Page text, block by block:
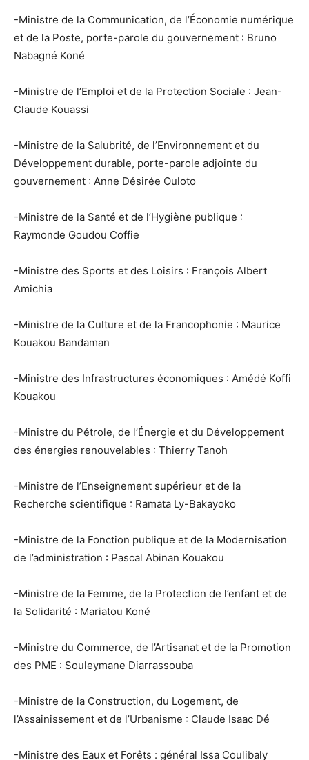
-Ministre de la Communication, de l’Économie numérique
et de la Poste, porte-parole du gouvernement : Bruno
Nabagné Koné
-Ministre de l’Emploi et de la Protection Sociale : Jean-
Claude Kouassi
-Ministre de la Salubrité, de l’Environnement et du
Développement durable, porte-parole adjointe du
gouvernement : Anne Désirée Ouloto
-Ministre de la Santé et de l’Hygiène publique :
Raymonde Goudou Coffie
-Ministre des Sports et des Loisirs : François Albert
Amichia
-Ministre de la Culture et de la Francophonie : Maurice
Kouakou Bandaman
-Ministre des Infrastructures économiques : Amédé Koffi
Kouakou
-Ministre du Pétrole, de l’Énergie et du Développement
des énergies renouvelables : Thierry Tanoh
-Ministre de l’Enseignement supérieur et de la
Recherche scientifique : Ramata Ly-Bakayoko
-Ministre de la Fonction publique et de la Modernisation
de l’administration : Pascal Abinan Kouakou
-Ministre de la Femme, de la Protection de l’enfant et de
la Solidarité : Mariatou Koné
-Ministre du Commerce, de l’Artisanat et de la Promotion
des PME : Souleymane Diarrassouba
-Ministre de la Construction, du Logement, de
l’Assainissement et de l’Urbanisme : Claude Isaac Dé
-Ministre des Eaux et Forêts : général Issa Coulibaly